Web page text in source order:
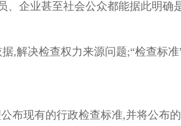
企业甚至社会公众都能据此明确
,解决检查权力来源问题;“检查标
布现有的行政检查标准,并将公布